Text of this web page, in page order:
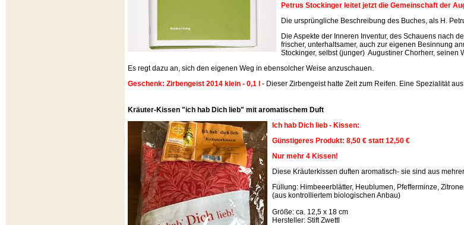
Petrus Stockinger leitet jetzt die Gemeinschaft der
Die ursprüngliche Beschreibung des Buches, als H.
Die Aspekte der Inneren Inventur, des Schauens nach
frischer, unterhaltsamer, auch zur eigenen Besinnung
Stockinger, selbst (junger) Augustiner Chorherr, seinen
Es regt dazu an, sich den eigenen Weg in ebensolcher Weise anzuschauen.
Geschenk: Zirbengeist 2014 klein - 0,1 l - Dieser Zirbengeist hatte Zeit zum Reifen. Eine Spezialität
Kräuter-Kissen "ich hab Dich lieb" mit aromatischem Duft
Ich hab Dich lieb - Kissen:
Günstigeres Produkt: 8,50 € statt 12,50 €
Nur mehr 4 Kissen!
Diese Kräuterkissen duften aromatisch- sie sind aus
Füllung: Himbeeerblätter, Heublumen, Pfefferminze,
(aus kontrolliertem biologischen Anbau)
Größe: ca. 12,5 x 18 cm
Hersteller: Stift Zwettl